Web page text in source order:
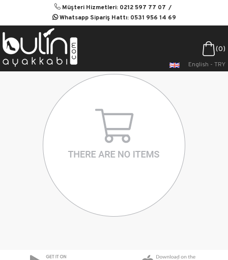
Müşteri Hizmetleri: 0212 597 77 07
Whatsapp Sipariş Hattı: 0531 956 14 69
0
English - TRY